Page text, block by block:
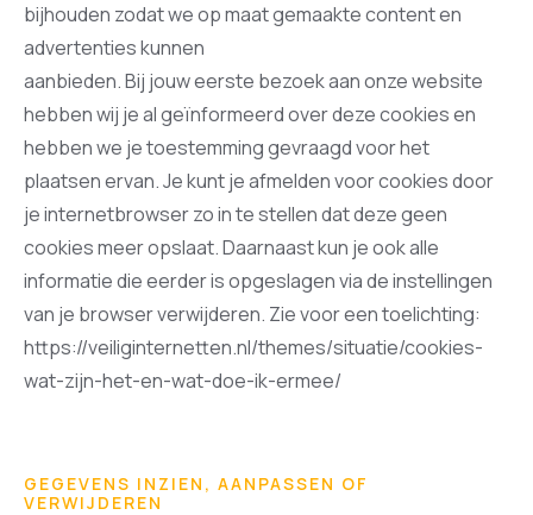
bijhouden zodat we op maat gemaakte content en
advertenties kunnen
aanbieden. Bij jouw eerste bezoek aan onze website
hebben wij je al geïnformeerd over deze cookies en
hebben we je toestemming gevraagd voor het
plaatsen ervan. Je kunt je afmelden voor cookies door
je internetbrowser zo in te stellen dat deze geen
cookies meer opslaat. Daarnaast kun je ook alle
informatie die eerder is opgeslagen via de instellingen
van je browser verwijderen. Zie voor een toelichting:
https://veiliginternetten.nl/themes/situatie/cookies-
wat-zijn-het-en-wat-doe-ik-ermee/
GEGEVENS INZIEN, AANPASSEN OF
VERWIJDEREN